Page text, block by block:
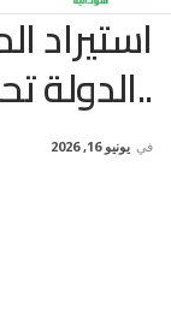
استيراد
..الدولة
في يونيو 16, 2026